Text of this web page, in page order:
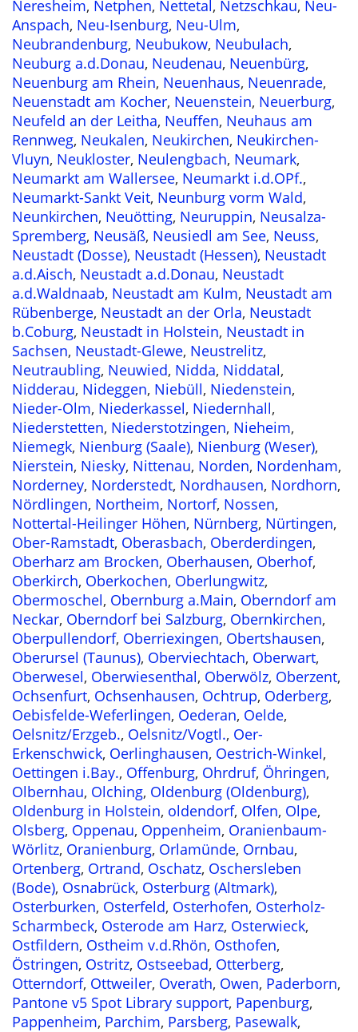
Neresheim, Netphen, Nettetal , Netzschkau, Neu-
Anspach, Neu-Isenburg, Neu-Ulm,
Neubrandenburg, Neubukow, Neubulach,
Neuburg a.d.Donau, Neudenau, Neuenbürg,
Neuenburg am Rhein, Neuenhaus, Neuenrade,
Neuenstadt am Kocher, Neuenstein, Neuerburg,
Neufeld an der Leitha, Neuffen, Neuhaus am
Rennweg, Neukalen, Neukirchen, Neukirchen-
Vluyn, Neukloster, Neulengbach, Neumark,
Neumarkt am Wallersee, Neumarkt i.d.OPf.,
Neumarkt-Sankt Veit, Neunburg vorm Wald,
Neunkirchen, Neuötting, Neuruppin, Neusalza-
Spremberg, Neusäß, Neusiedl am See, Neuss,
Neustadt (Dosse), Neustadt (Hessen), Neustadt
a.d.Aisch, Neustadt a.d.Donau, Neustadt
a.d.Waldnaab, Neustadt am Kulm, Neustadt am
Rübenberge, Neustadt an der Orla, Neustadt
b.Coburg, Neustadt in Holstein, Neustadt in
Sachsen, Neustadt-Glewe, Neustrelitz,
Neutraubling, Neuwied, Nidda, Niddatal,
Nidderau, Nideggen, Niebüll, Niedenstein,
Nieder-Olm, Niederkassel, Niedernhall,
Niederstetten, Niederstotzingen, Nieheim,
Niemegk, Nienburg (Saale), Nienburg (Weser),
Nierstein, Niesky, Nittenau, Norden, Nordenham,
Norderney, Norderstedt, Nordhausen, Nordhorn,
Nördlingen, Northeim, Nortorf, Nossen,
Nottertal-Heilinger Höhen, Nürnberg, Nürtingen,
Ober-Ramstadt, Oberasbach, Oberderdingen,
Oberharz am Brocken, Oberhausen, Oberhof,
Oberkirch, Oberkochen, Oberlungwitz,
Obermoschel, Obernburg a.Main, Oberndorf am
Neckar, Oberndorf bei Salzburg, Obernkirchen,
Oberpullendorf, Oberriexingen, Obertshausen,
Oberursel (Taunus), Oberviechtach, Oberwart,
Oberwesel, Oberwiesenthal, Oberwölz, Oberzent,
Ochsenfurt, Ochsenhausen, Ochtrup, Oderberg,
Oebisfelde-Weferlingen, Oederan, Oelde,
Oelsnitz/Erzgeb., Oelsnitz/Vogtl., Oer-
Erkenschwick, Oerlinghausen, Oestrich-Winkel,
Oettingen i.Bay., Offenburg, Ohrdruf, Öhringen,
Olbernhau, Olching, Oldenburg (Oldenburg),
Oldenburg in Holstein, oldendorf, Olfen, Olpe,
Olsberg, Oppenau, Oppenheim, Oranienbaum-
Wörlitz, Oranienburg, Orlamünde, Ornbau,
Ortenberg, Ortrand, Oschatz, Oschersleben
(Bode), Osnabrück, Osterburg (Altmark),
Osterburken, Osterfeld, Osterhofen, Osterholz-
Scharmbeck, Osterode am Harz, Osterwieck,
Ostfildern, Ostheim v.d.Rhön, Osthofen,
Östringen, Ostritz, Ostseebad, Otterberg,
Otterndorf, Ottweiler, Overath, Owen, Paderborn,
Pantone v5 Spot Library support, Papenburg,
Pappenheim, Parchim, Parsberg, Pasewalk,